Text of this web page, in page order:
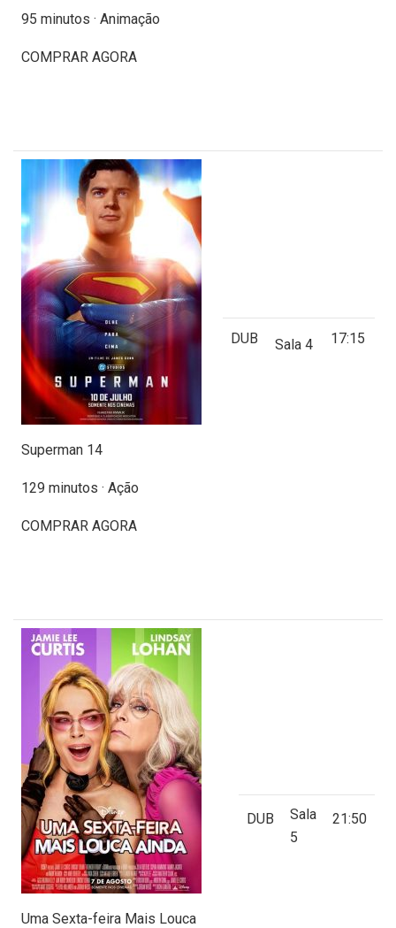
95 minutos · Animação
COMPRAR AGORA
Superman 14
129 minutos · Ação
COMPRAR AGORA
DUB Sala 4 17:15
Uma Sexta-feira Mais Louca
DUB
Sala
5
21:50